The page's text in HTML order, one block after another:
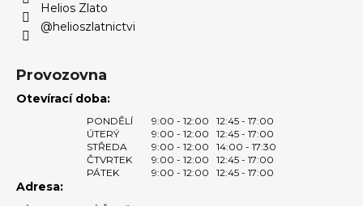
Helios Zlato
@helioszlatnictvi
Provozovna
Otevírací doba:
PONDĚLÍ 9:00 - 12:00
12:45 - 17:00
ÚTERÝ
9:00 - 12:00
12:45 - 17:00
STŘEDA
9:00 - 12:00
14:00 - 17:30
ČTVRTEK
9:00 - 12:00
12:45 - 17:00
PÁTEK
9:00 - 12:00 12:45 - 17:00
Adresa: